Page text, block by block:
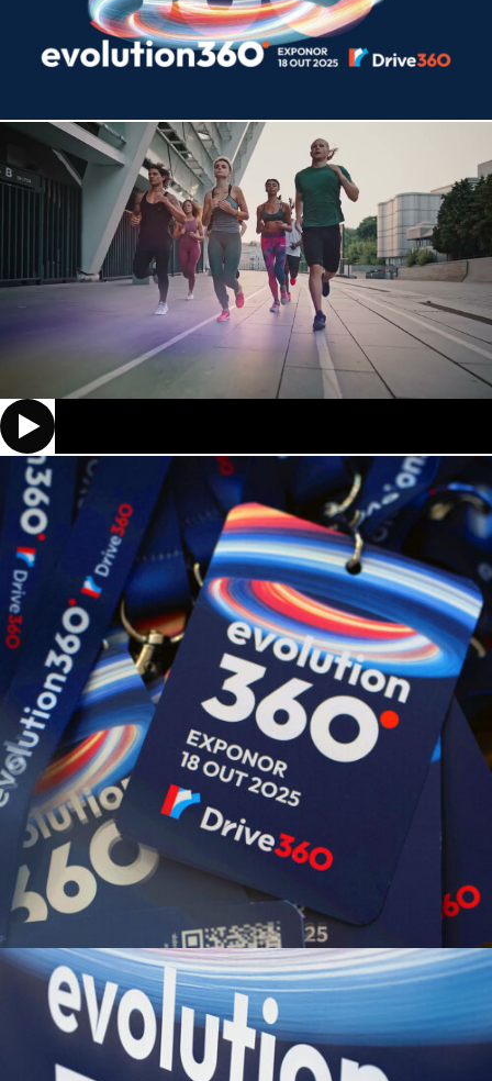
experiência global, criando uma linguagem visual
e narrativa capaz de tornar a transição clara,
coerente e imersiva.
conceito criativo, do sistema gráfico e da sua
aplicação aos diferentes momentos do evento,
incluindo espaço, palco, conteúdos, suportes
digitais e motion. A experiência materializou o
novo posicionamento da Drive360º,
apresentando a identidade da marca,
envolvendo equipas e parceiros, e assinalando o
início de um novo ciclo estratégico.